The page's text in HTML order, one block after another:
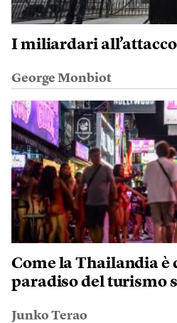
I miliardari
George Monbiot
Come la Thailandia è
paradiso del turismo
Junko Terao